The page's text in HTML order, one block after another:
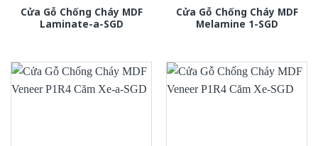
Cửa Gỗ Chống Cháy MDF
Laminate-a-SGD
Cửa Gỗ Chống Cháy MDF
Melamine 1-SGD